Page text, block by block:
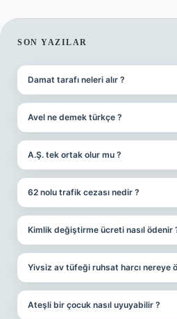
SIDEBAR
SON YAZILAR
Damat tarafı neleri alır ?
Avel ne demek türkçe ?
A.Ş. tek ortak olur mu ?
62 nolu trafik cezası nedir ?
Kimlik değiştirme ücreti nasıl ödenir
Yivsiz av tüfeği ruhsat harcı nereye
Ateşli bir çocuk nasıl uyuyabilir ?